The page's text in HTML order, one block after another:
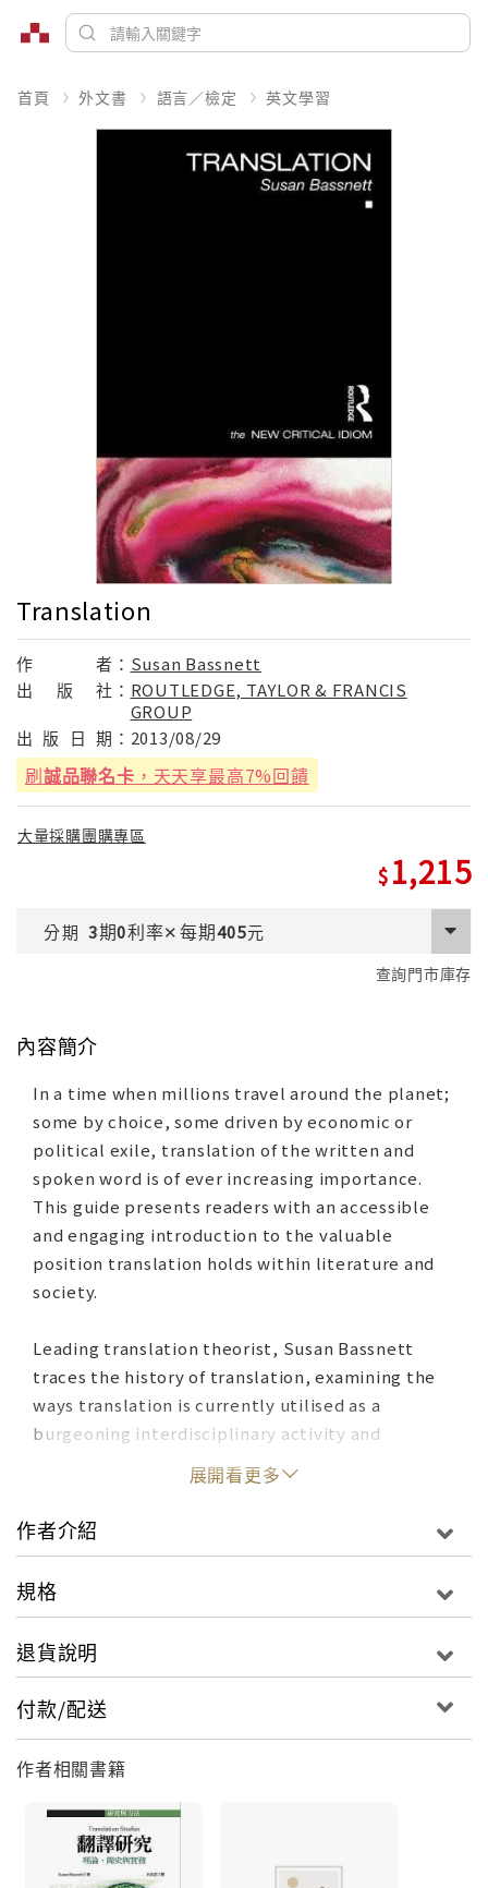
首頁 外文書 語言／檢定 英文學習
Translation
作 者： Susan Bassnett
出
版 社： ROUTLEDGE, TAYLOR & FRANCIS
GROUP
出 版 日 期： 2013/08/29
刷誠品聯名卡 ，天天享最高7%回饋
大量採購團購專區
1,215
分期 3期0利率✕每期405元
查詢門市庫存
內容簡介
In a time when millions travel around the planet;
some by choice, some driven by economic or
political exile, translation of the written and
spoken word is of ever increasing importance.
This guide presents readers with an accessible
and engaging introduction to the valuable
position translation holds within literature and
society.
Leading translation theorist, Susan Bassnett
traces the history of translation, examining the
ways translation is currently utilised as a
burgeoning interdisciplinary activity and
considers more recent research into developing
technologies and new media forms.
Translation displays the importance of
reading for students and scholars of translation,
ancient and modern languages.
展開看更多
作者介紹
規格
退貨說明
付款/配送
作者相關書籍